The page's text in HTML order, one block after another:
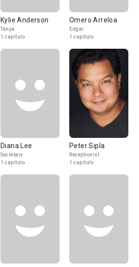
Kylie Anderson
Tanya
1 capítulo
Omero Arreloa
Edgar
1 capítulo
Diana Lee
Secretary
1 capítulo
Peter Sipla
Receptionist
1 capítulo